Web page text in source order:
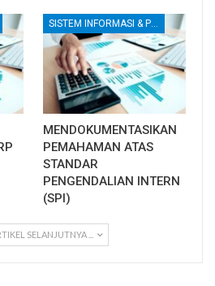
SISTEM INFORMASI & PENGENDALIAN INTERNAL
MENDOKUMENTASIKAN
PEMAHAMAN ATAS
STANDAR
PENGENDALIAN INTERN
(SPI)
SELANJUTNYA ...